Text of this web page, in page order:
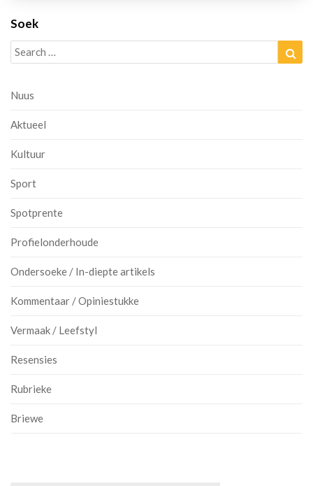
Soek
Search
for:
Nuus
Aktueel
Kultuur
Sport
Spotprente
Profielonderhoude
Ondersoeke / In-diepte artikels
Kommentaar / Opiniestukke
Vermaak / Leefstyl
Resensies
Rubrieke
Briewe